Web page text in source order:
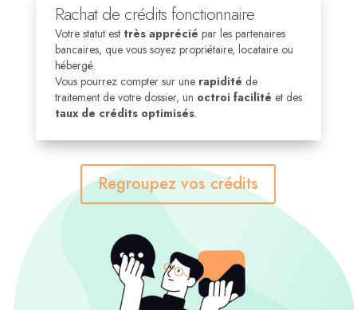
Rachat de crédits fonctionnaire
Votre statut est très apprécié par les partenaires
bancaires, que vous soyez propriétaire, locataire ou
hébergé.
Vous pourrez compter sur une rapidité de
traitement de votre dossier, un octroi facilité et des
taux de crédits optimisés.
Regroupez vos crédits